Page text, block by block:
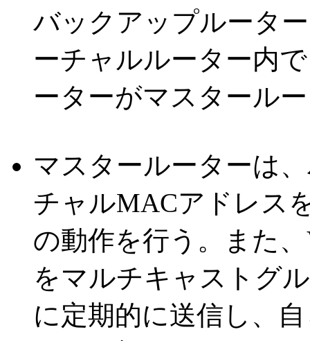
バックアップルータ
ーチャルルーター内
ーターがマスタール
マスタールーターは
チャルMACアドレス
の動作を行う。また、
をマルチキャストグ
に定期的に送信し、